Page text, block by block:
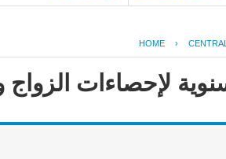
HOME ›
لإحصاءات الزواج و